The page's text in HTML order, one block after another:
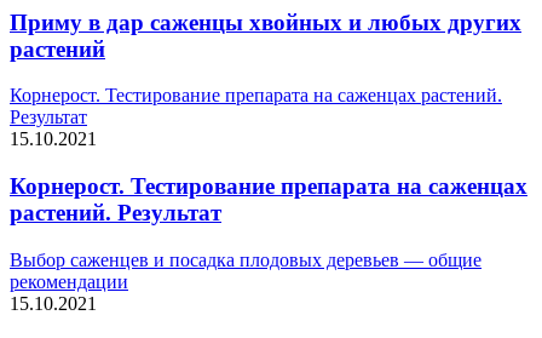
Приму в дар саженцы хвойных и любых других
растений
Корнерост. Тестирование препарата на саженцах растений.
Результат
15.10.2021
Корнерост. Тестирование препарата на саженцах
растений. Результат
Выбор саженцев и посадка плодовых деревьев — общие
рекомендации
15.10.2021